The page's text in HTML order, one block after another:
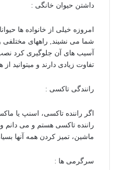
داشتن حیوان خانگی :
امروزه خیلی از خانواده ها
شما می نشیند, راههای مختلفی
آسیب های آن جلوگیری کرد
تفاوت زیادی دارند و میتوانید
رانندگی تاکسی :
اگر راننده تاکسی، اسنپ یا
راننده تاکسی هستم و می
ماشین، تمیز کردن همه آنها
سرگرمی ها :